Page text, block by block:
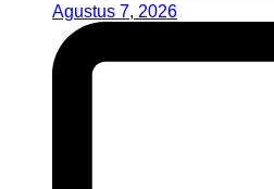
Agustus 7, 2026